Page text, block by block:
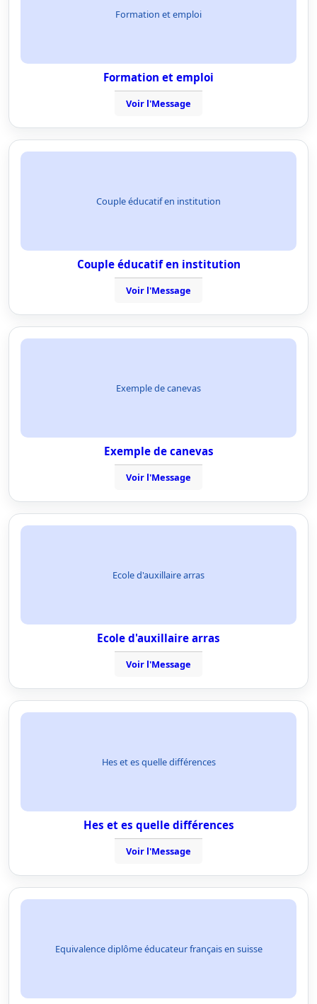
Formation et emploi
Formation et emploi
Voir l'Message
Couple éducatif en institution
Couple éducatif en institution
Voir l'Message
Exemple de canevas
Exemple de canevas
Voir l'Message
Ecole d'auxillaire arras
Ecole d'auxillaire arras
Voir l'Message
Hes et es quelle différences
Hes et es quelle différences
Voir l'Message
Equivalence diplôme éducateur français en suisse